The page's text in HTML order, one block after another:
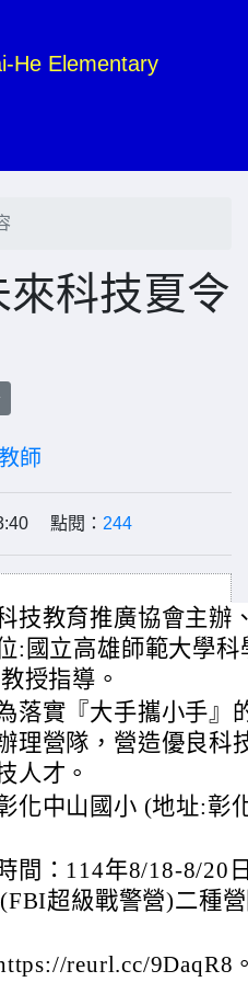
He Elementary
來科技夏令
師
點閱： 244
技教育推廣協會主辦
:國立高雄師範大學
授指導。
落實『大手攜小手』
理營隊，營造優良科
人才。
化中山國小 (地址:彰
間：114年8/18-8/20
超級戰警營)二種
reurl.cc/9DaqR8